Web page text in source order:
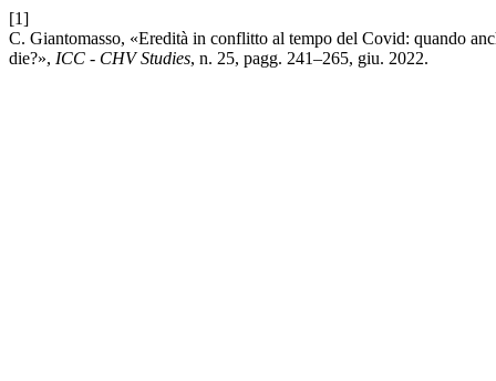
[1]
C. Giantomasso, «Eredità in conflitto al tempo del Covid: quando
die?», ICC - CHV Studies, n. 25, pagg. 241–265, giu. 2022.